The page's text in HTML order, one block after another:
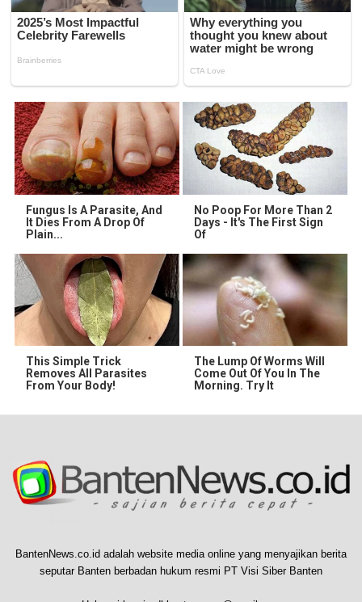
Fungus Is A Parasite, And
It Dies From A Drop Of
Plain...
No Poop For More Than 2
Days - It's The First Sign
Of
This Simple Trick
Removes All Parasites
From Your Body!
The Lump Of Worms Will
Come Out Of You In The
Morning. Try It
BantenNews.co.id adalah website media online yang menyajikan berita
seputar Banten berbadan hukum resmi PT Visi Siber Banten